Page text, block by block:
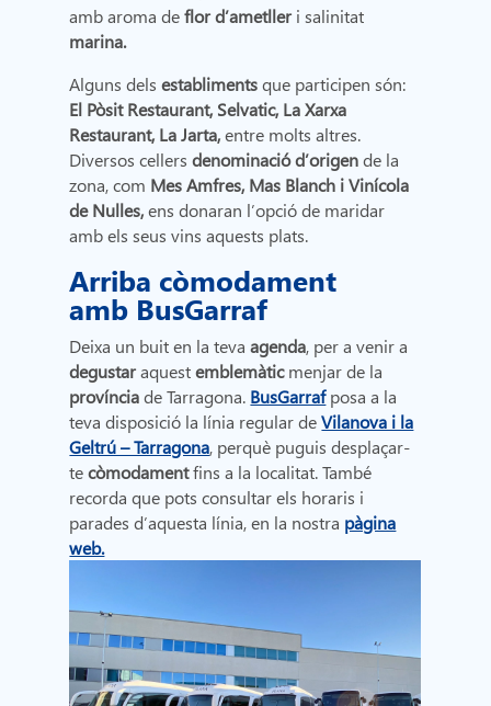
amb aroma deflor d’ametller i salinitat
marina.
Alguns delsestablimentsque participen són:
El Pòsit Restaurant, Selvatic, La Xarxa
Restaurant, La Jarta,entre molts altres.
Diversos cellersdenominació d’origende la
zona, com Mes Amfres, Mas Blanch i Vinícola
de Nulles,ens donaran l’opció de maridar
amb els seus vins aquests plats.
Arriba còmodament
amb BusGarraf
Deixa un buit en la tevaagenda, per a venir a
degustaraquestemblemàticmenjar de la
provínciade Tarragona. BusGarrafposa a la
teva disposició la línia regular deVilanova i la
Geltrú – Tarragona, perquè puguis desplaçar-
tecòmodamentfins a la localitat. També
recorda que pots consultar els horaris i
parades d’aquesta línia, en la nostra pàgina
web.